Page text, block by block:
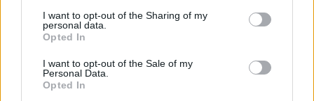
not limited to your visit or usage behaviour. You may click to
grant or deny consent to Google and its third-party tags to
use your data for below specified purposes in below Google
consent section.
I want to opt-out of the Sharing of my
personal data.
Opted In
I want to opt-out of the Sale of my
Personal Data.
Opted In